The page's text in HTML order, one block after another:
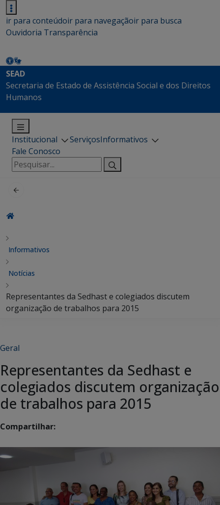
ir para conteúdoir para navegaçãoir para busca
Ouvidoria Transparência
SEAD
Secretaria de Estado de Assistência Social e dos Direitos
Humanos
Institucional ServiçosInformativos
Fale Conosco
Pesquisar
por:
Informativos
Notícias
Representantes da Sedhast e colegiados discutem
organização de trabalhos para 2015
Geral
Representantes da Sedhast e
colegiados discutem organização
de trabalhos para 2015
Compartilhar: